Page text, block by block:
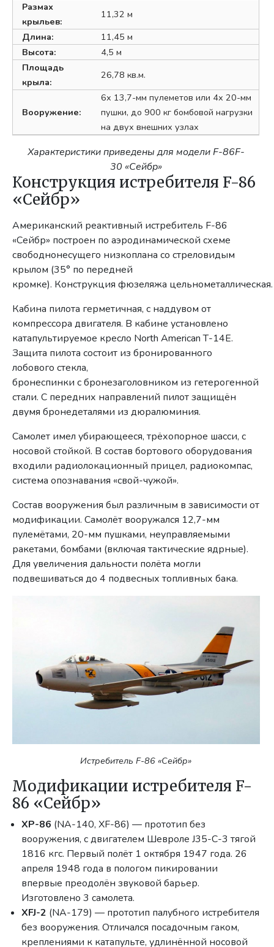
Размах
крыльев:
11,32 м
Длина:
11,45 м
Высота:
4,5 м
Площадь
крыла:
26,78 кв.м.
Вооружение:
6х 13,7-мм пулеметов или 4х 20-мм
пушки, до 900 кг бомбовой нагрузки
на двух внешних узлах
Характеристики приведены для модели F-86F-
30 «Сейбр»
Конструкция истребителя F-86
«Сейбр»
Американский реактивный истребитель F-86
«Сейбр» построен по аэродинамической схеме
свободнонесущего низкоплана со стреловидым
крылом (35° по передней
кромке). Конструкция фюзеляжа цельнометаллическая.
Кабина пилота герметичная, с наддувом от
компрессора двигателя. В кабине установлено
катапультируемое кресло North American Т-14Е.
Защита пилота состоит из бронированного
лобового стекла,
бронеспинки с бронезаголовником из гетерогенной
стали. С передних направлений пилот защищён
двумя бронедеталями из дюралюминия.
Самолет имел убирающееся, трёхопорное шасси, с
носовой стойкой. В состав бортового оборудования
входили радиолокационный прицел, радиокомпас,
система опознавания «свой-чужой».
Состав вооружения был различным в зависимости от
модификации. Самолёт вооружался 12,7-мм
пулемётами, 20-мм пушками, неуправляемыми
ракетами, бомбами (включая тактические ядрные).
Для увеличения дальности полёта могли
подвешиваться до 4 подвесных топливных бака.
Истребитель F-86 «Сейбр»
Модификации истребителя F-
86 «Сейбр»
XP-86 (NA-140, XF-86) — прототип без
вооружения, с двигателем Шевроле J35-C-3 тягой
1816 кгс. Первый полёт 1 октября 1947 года. 26
апреля 1948 года в пологом пикировании
впервые преодолён звуковой барьер.
Изготовлено 3 самолета.
XFJ-2 (NA-179) — прототип палубного истребителя
без вооружения. Отличался посадочным гаком,
креплениями к катапульте, удлинённой носовой